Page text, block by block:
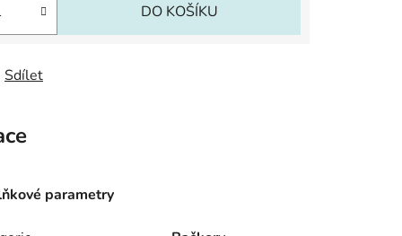
DO KOŠÍKU
Sdílet
parametry